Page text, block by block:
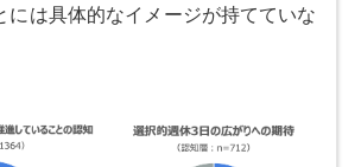
には具体的なイメージが持てていな